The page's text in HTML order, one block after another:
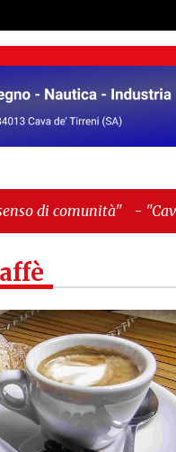
"Cava de’ Tirreni, La